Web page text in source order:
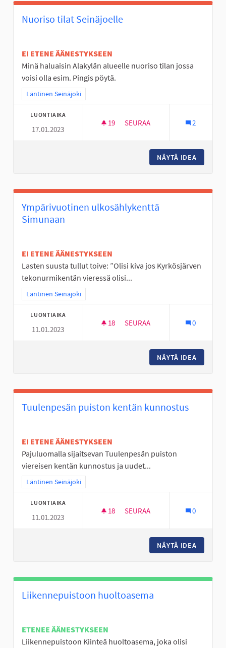
Nuoriso tilat Seinäjoelle
EI ETENE ÄÄNESTYKSEEN
Minä haluaisin Alakylän alueelle nuoriso tilan jossa
voisi olla esim. Pingis pöytä.
Rajaa tulokset teeman mukaan: Läntinen Seinäjoki
Läntinen Seinäjoki
LUONTIAIKA
17.01.2023
19 19 SEURAAJAA
SEURAA 2
NÄYTÄ IDEA
Ympärivuotinen ulkosählykenttä
Simunaan
EI ETENE ÄÄNESTYKSEEN
Lasten suusta tullut toive: ”Olisi kiva jos Kyrkösjärven
tekonurmikentän vieressä olisi...
Rajaa tulokset teeman mukaan: Läntinen Seinäjoki
Läntinen Seinäjoki
LUONTIAIKA
11.01.2023
18 18 SEURAAJAA
SEURAA 0
NÄYTÄ IDEA
Tuulenpesän puiston kentän kunnostus
EI ETENE ÄÄNESTYKSEEN
Pajuluomalla sijaitsevan Tuulenpesän puiston
viereisen kentän kunnostus ja uudet...
Rajaa tulokset teeman mukaan: Läntinen Seinäjoki
Läntinen Seinäjoki
LUONTIAIKA
11.01.2023
18 18 SEURAAJAA
SEURAA 0
NÄYTÄ IDEA
Liikennepuistoon huoltoasema
ETENEE ÄÄNESTYKSEEN
Liikennepuistoon Kiinteä huoltoasema, joka olisi